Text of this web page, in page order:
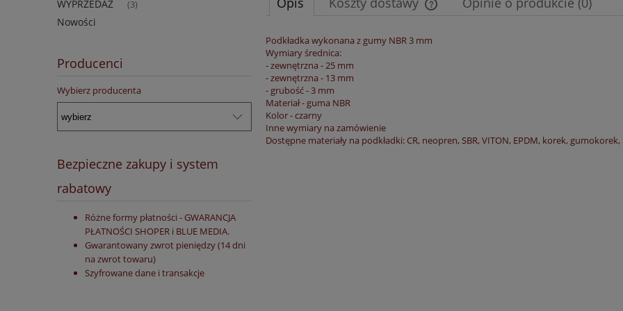
WYPRZEDAŻ (3)
Nowości
Producenci
Wybierz producenta
Bezpieczne zakupy i system
rabatowy
Różne formy płatności - GWARANCJA
PŁATNOŚCI SHOPER i BLUE MEDIA.
Gwarantowany zwrot pieniędzy (14 dni
na zwrot towaru)
Szyfrowane dane i transakcje
Podkładka wykonana z gumy NBR 3 mm
Wymiary średnica:
- zewnętrzna - 25 mm
- zewnętrzna - 13 mm
- grubość - 3 mm
Materiał - guma NBR
Kolor - czarny
Inne wymiary na zamówienie
Dostępne materiały na podkładki: CR, neopren, SBR, VITON, EPDM, korek, gumokorek,